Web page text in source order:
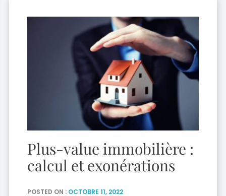
Plus-value immobilière :
calcul et exonérations
POSTED ON : OCTOBRE 11, 2022